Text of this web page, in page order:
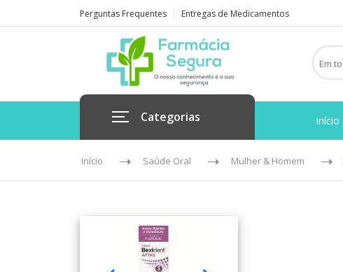
Perguntas Frequentes Entregas de Medicamentos
Categorias Início
Início Saúde Oral Mulher & Homem